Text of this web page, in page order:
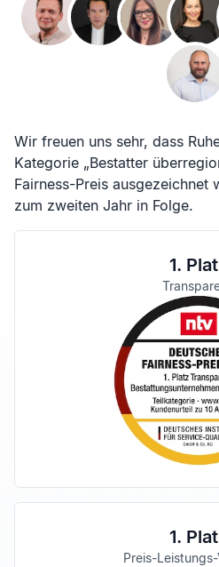
Wir freuen uns sehr, dass
Kategorie „Bestatter
Fairness-Preis ausgezeichnet
zum zweiten Jahr in Folge.
1.
1.
Preis-